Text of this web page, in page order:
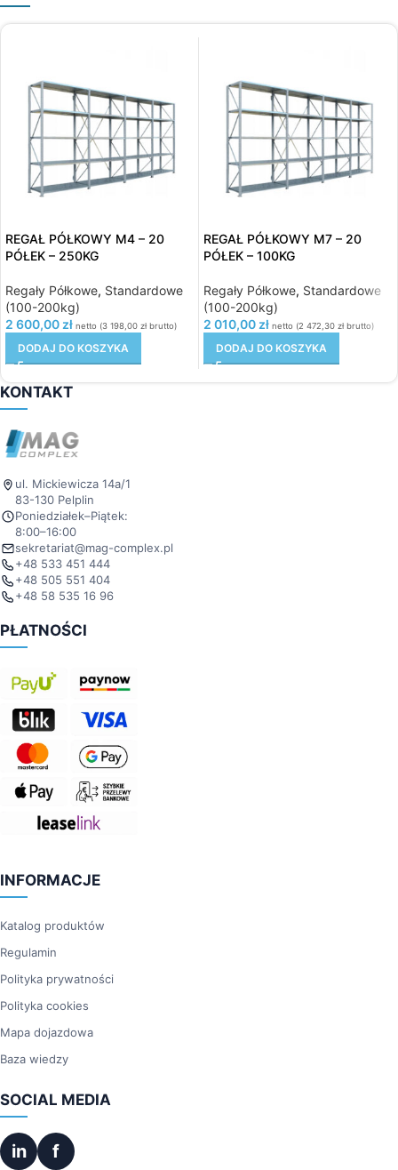
REGAŁ PÓŁKOWY M4 – 20
PÓŁEK – 250KG
Regały Półkowe, Standardowe
(100-200kg)
2 600,00 zł netto (3 198,00 zł brutto)
DODAJ DO KOSZYKA
REGAŁ PÓŁKOWY M7 – 20
PÓŁEK – 100KG
Regały Półkowe, Standardowe
(100-200kg)
2 010,00 zł netto (2 472,30 zł brutto)
DODAJ DO KOSZYKA
KONTAKT
ul. Mickiewicza 14a/1
83-130 Pelplin
Poniedziałek–Piątek:
8:00–16:00
sekretariat@mag-complex.pl
+48 533 451 444
+48 505 551 404
+48 58 535 16 96
PŁATNOŚCI
INFORMACJE
Katalog produktów
Regulamin
Polityka prywatności
Polityka cookies
Mapa dojazdowa
Baza wiedzy
SOCIAL MEDIA
in f